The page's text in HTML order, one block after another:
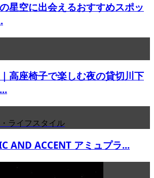
星空に出会えるおすすめスポッ
高座椅子で楽しむ夜の貸切川下
ライフスタイル
AND ACCENT アミュプラ...